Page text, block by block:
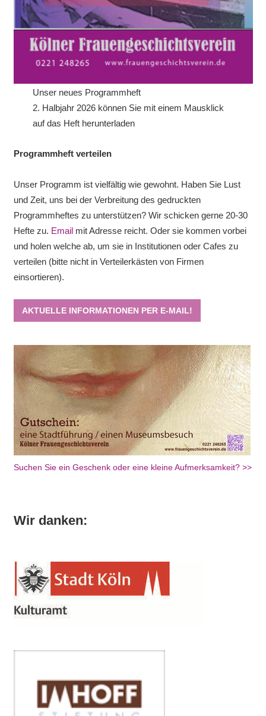
Unser neues Programmheft
2. Halbjahr 2026 können Sie mit einem Mausklick
auf das Heft herunterladen
Programmheft verteilen
Unser Programm ist vielfältig wie gewohnt. Haben Sie Lust
und Zeit, uns bei der Verbreitung des gedruckten
Programmheftes zu unterstützen? Wir schicken gerne 20-30
Hefte zu. Emailmit Adresse reicht. Oder sie kommen vorbei
und holen welche ab, um sie in Institutionen oder Cafes zu
verteilen (bitte nicht in Verteilerkästen von Firmen
einsortieren).
AKTUELLE INFORMATIONEN PER E-MAIL!
Suchen Sie ein Geschenk oder eine kleine Aufmerksamkeit? >>
Wir danken: